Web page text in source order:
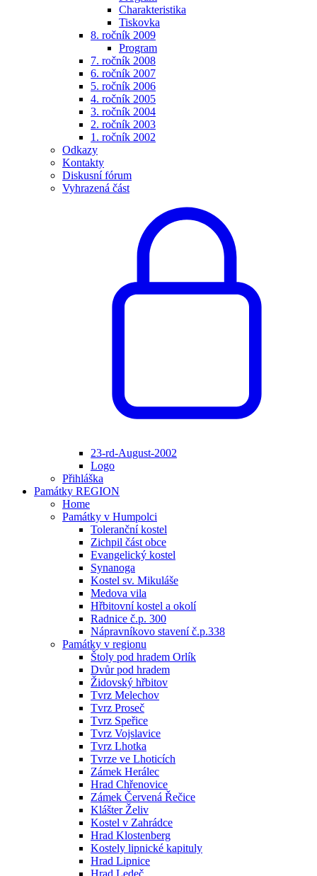
Charakteristika
Tiskovka
8. ročník 2009
Program
7. ročník 2008
6. ročník 2007
5. ročník 2006
4. ročník 2005
3. ročník 2004
2. ročník 2003
1. ročník 2002
Odkazy
Kontakty
Diskusní fórum
Vyhrazená část
23-rd-August-2002
Logo
Přihláška
Památky REGION
Home
Památky v Humpolci
Toleranční kostel
Zichpil část obce
Evangelický kostel
Synanoga
Kostel sv. Mikuláše
Medova vila
Hřbitovní kostel a okolí
Radnice č.p. 300
Nápravníkovo stavení č.p.338
Památky v regionu
Štoly pod hradem Orlík
Dvůr pod hradem
Židovský hřbitov
Tvrz Melechov
Tvrz Proseč
Tvrz Speřice
Tvrz Vojslavice
Tvrz Lhotka
Tvrze ve Lhoticích
Zámek Herálec
Hrad Chřenovice
Zámek Červená Řečice
Klášter Želiv
Kostel v Zahrádce
Hrad Klostenberg
Kostely lipnické kapituly
Hrad Lipnice
Hrad Ledeč